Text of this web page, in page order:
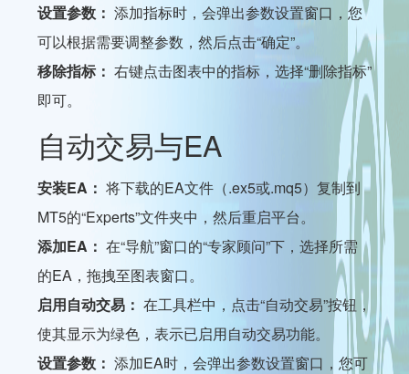
设置参数： 添加指标时，会弹出参数设置窗口，您
可以根据需要调整参数，然后点击“确定”。
移除指标： 右键点击图表中的指标，选择“删除指标”
即可。
自动交易与EA
安装EA： 将下载的EA文件（.ex5或.mq5）复制到
MT5的“Experts”文件夹中，然后重启平台。
添加EA： 在“导航”窗口的“专家顾问”下，选择所需
的EA，拖拽至图表窗口。
启用自动交易： 在工具栏中，点击“自动交易”按钮，
使其显示为绿色，表示已启用自动交易功能。
设置参数： 添加EA时，会弹出参数设置窗口，您可